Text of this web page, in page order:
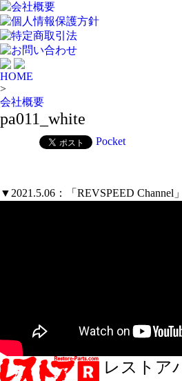
会社概要
個人情報保護方針
特定商取引法
お問い合わせ
HOME
>
会社概要
pa011_white
Pocket
▼2021.5.06：「REVSPEED Channel」
レストア